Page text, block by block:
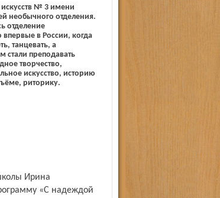
искусств № 3 имени
необычного отделения.
отделение
впервые в России, когда
танцевать, а
стали преподавать
творчество,
искусство, историю
риторику.
Ирина
«С надеждой